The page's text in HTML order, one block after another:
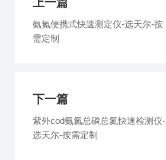
氨氮便携式快速测定仪-选天尔-按
需定制
下一篇
紫外cod氨氮总磷总氮快速检测仪-
选天尔-按需定制